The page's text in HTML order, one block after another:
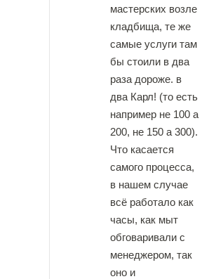
мастерских возле
кладбища, те же
самые услуги там
бы стоили в два
раза дороже. в
два Карл! (то есть
например не 100 а
200, не 150 а 300).
Что касается
самого процесса,
в нашем случае
всё работало как
часы, как мыт
обговаривали с
менеджером, так
оно и